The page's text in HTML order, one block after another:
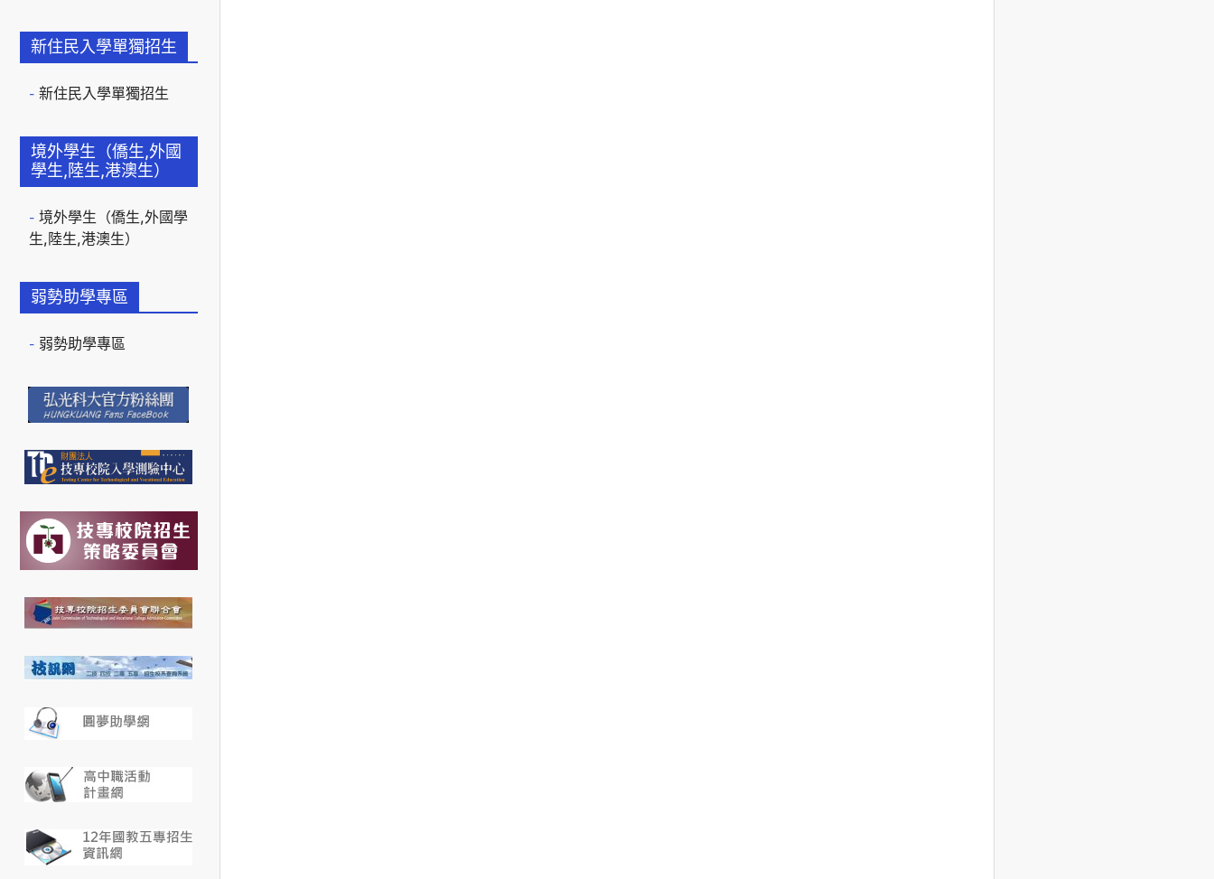
新住民入學單獨招生
新住民入學單獨招生
境外學生（僑生,外國
學生,陸生,港澳生）
境外學生（僑生,外國學
生,陸生,港澳生）
弱勢助學專區
弱勢助學專區